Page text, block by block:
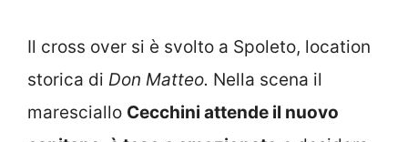
Il cross over si è svolto a Spoleto, location
storica di Don Matteo. Nella scena il
maresciallo Cecchini attende il nuovo